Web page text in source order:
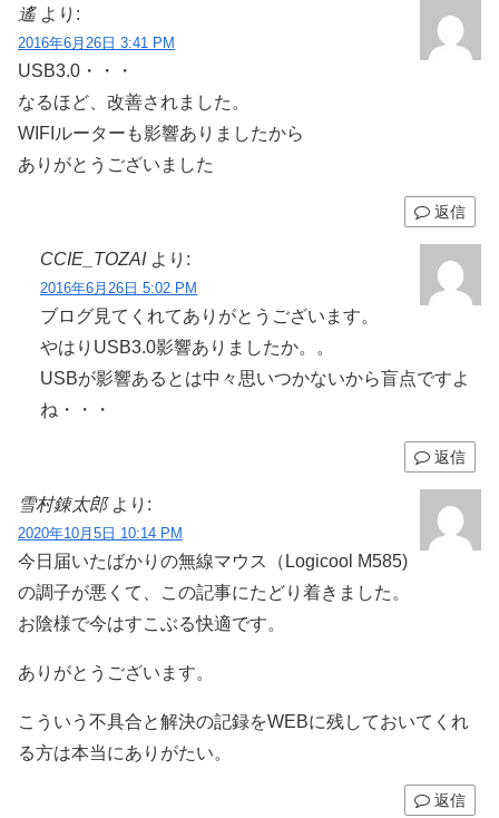
遙 より:
2016年6月26日 3:41 PM
USB3.0・・・
なるほど、改善されました。
WIFIルーターも影響ありましたから
ありがとうございました
返信
CCIE_TOZAI より:
2016年6月26日 5:02 PM
ブログ見てくれてありがとうございます。
やはりUSB3.0影響ありましたか。。
USBが影響あるとは中々思いつかないから盲点ですよ
ね・・・
返信
雪村錬太郎 より:
2020年10月5日 10:14 PM
今日届いたばかりの無線マウス（Logicool M585)
の調子が悪くて、この記事にたどり着きました。
お陰様で今はすこぶる快適です。
ありがとうございます。
こういう不具合と解決の記録をWEBに残しておいてくれ
る方は本当にありがたい。
返信